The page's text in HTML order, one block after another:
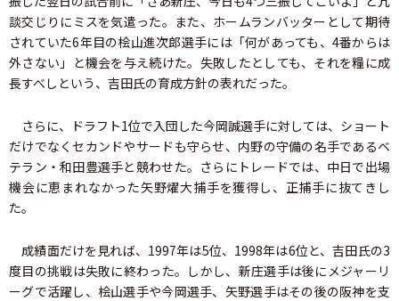
談交じりにミスを気遣った。また、ホームランバッターとして期待
されていた6年目の桧山進次郎選手には「何があっても、4番からは
外さない」と機会を与え続けた。失敗したとしても、それを糧に成
長すべしという、吉田氏の育成方針の表れだった。
さらに、ドラフト1位で入団した今岡誠選手に対しては、ショート
だけでなくセカンドやサードも守らせ、内野の守備の名手であるベ
テラン・和田豊選手と競わせた。さらにトレードでは、中日で出場
機会に恵まれなかった矢野燿大捕手を獲得し、正捕手に抜てきし
た。
成績面だけを見れば、1997年は5位、1998年は6位と、吉田氏の3
度目の挑戦は失敗に終わった。しかし、新庄選手は後にメジャーリ
ーグで活躍し、桧山選手や今岡選手、矢野選手はその後の阪神を支